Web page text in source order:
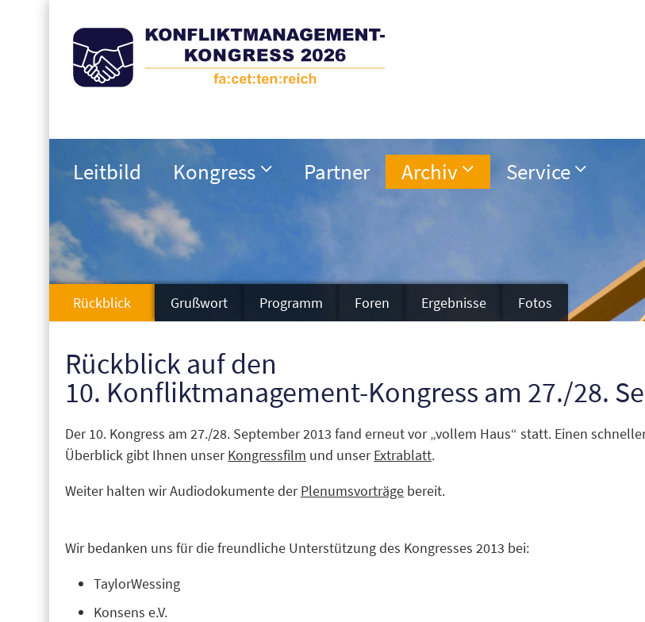
Leitbild Kongress Partner Archiv Service
Rückblick Grußwort Programm Foren Ergebnisse Fotos
Rückblick auf den
10. Konfliktmanagement-Kongress am 27./28.
Der 10. Kongress am 27./28. September 2013 fand erneut vor „vollem Haus“ statt. Einen
Überblick gibt Ihnen unserKongressfilm und unserExtrablatt.
Weiter halten wir Audiodokumente derPlenumsvorträge bereit.
Wir bedanken uns für die freundliche Unterstützung des Kongresses 2013 bei:
TaylorWessing
Konsens e.V.